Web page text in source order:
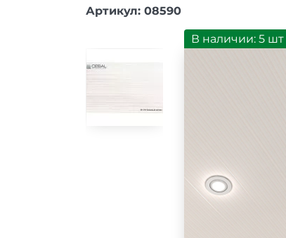
210-
bezhevyy-
m.jpg
Артикул: 08590
В наличии: 5 шт